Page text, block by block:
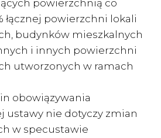
powierzchnią co
łącznej powierzchni lokali
budynków mieszkalnych
i innych powierzchni
utworzonych w ramach
obowiązywania
ustawy nie dotyczy zmian
w specustawie